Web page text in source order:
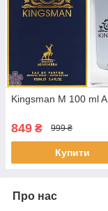
Kingsman M 100 ml A
849 ₴ 999 ₴
Купити
Про нас